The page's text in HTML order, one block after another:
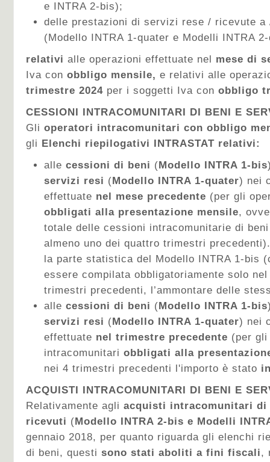
e INTRA 2-bis);
delle prestazioni di servizi rese / ricevute a
(Modello INTRA 1-quater e Modelli INTRA
relativi alle operazioni effettuate nel mese di
Iva con obbligo mensile, e relativi alle
trimestre 2024 per i soggetti Iva con obbligo
CESSIONI INTRACOMUNITARI DI BENI E
Gli operatori intracomunitari con obbligo
gli Elenchi riepilogativi INTRASTAT relativi:
alle cessioni di beni (Modello INTRA 1-bis
servizi resi (Modello INTRA 1-quater) nei
effettuate nel mese precedente (per gli
obbligati alla presentazione mensile,
totale delle cessioni intracomunitarie di
almeno uno dei quattro trimestri
la parte statistica del Modello INTRA 1-bis
essere compilata obbligatoriamente solo
trimestri precedenti, l’ammontare delle
alle cessioni di beni (Modello INTRA 1-bis
servizi resi (Modello INTRA 1-quater) nei
effettuate nel trimestre precedente (per
intracomunitari obbligati alla
nei 4 trimestri precedenti l'importo è stato
ACQUISTI INTRACOMUNITARI DI BENI E
Relativamente agli acquisti intracomunitari di
ricevuti (Modello INTRA 2-bis e Modelli
gennaio 2018, per quanto riguarda gli elenchi
di beni, questi sono stati aboliti a fini fiscali,